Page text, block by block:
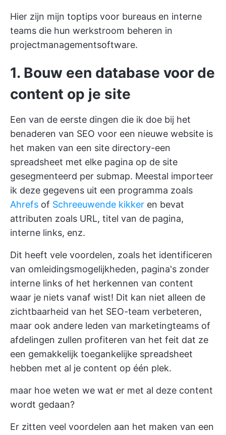
Hier zijn mijn toptips voor bureaus en interne
teams die hun werkstroom beheren in
projectmanagementsoftware.
1. Bouw een database voor de
content op je site
Een van de eerste dingen die ik doe bij het
benaderen van SEO voor een nieuwe website is
het maken van een site directory-een
spreadsheet met elke pagina op de site
gesegmenteerd per submap. Meestal importeer
ik deze gegevens uit een programma zoals
Ahrefs of Schreeuwende kikker en bevat
attributen zoals URL, titel van de pagina,
interne links, enz.
Dit heeft vele voordelen, zoals het identificeren
van omleidingsmogelijkheden, pagina's zonder
interne links of het herkennen van content
waar je niets vanaf wist! Dit kan niet alleen de
zichtbaarheid van het SEO-team verbeteren,
maar ook andere leden van marketingteams of
afdelingen zullen profiteren van het feit dat ze
een gemakkelijk toegankelijke spreadsheet
hebben met al je content op één plek.
maar hoe weten we wat er met al deze content
wordt gedaan?
Er zitten veel voordelen aan het maken van een